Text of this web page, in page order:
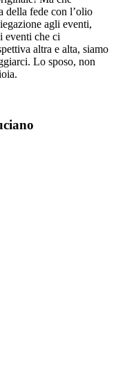
della fede con l’olio
agli eventi,
eventi che ci
altra e alta, siamo
Lo sposo, non